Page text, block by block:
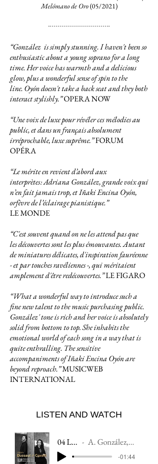
Melómano de Oro(05/2021)
“González is simply stunning. I haven't been so
enthusiastic about a young soprano for a long
time. Her voice has warmth and a delicious
glow, plus a wonderful sense of spin to the
line. Oyón doesn't take a back seat and they both
interact stylishly.”OPERA NOW
“Une voix de luxe pour révéler cesmélodies au
public, et dans un françaisabsolument
irréprochable, luxe suprême.”FORUM
OPÉRA
“Le mérite en revient d’abord aux
interprètes :Adriana González, grande voix qui
n’en fait jamais trop, et Iñaki Encina Oyón,
orfèvre de l’éclairage pianistique.”
LE MONDE
“C'est souvent quand on ne les attend pas que
les découvertes sont les plus émouvantes. Autant
de miniatures délicates, d'inspiration fauréenne
- etpar touches ravéliennes -, qui méritaient
amplement d'êtreredécouvertes.”LE FIGARO
“What a wonderful way to introduce such a
fine new talent to the music purchasing public.
González' tone is rich and her voice is absolutely
solid from bottom to top. She inhabits the
emotional world of each song in a way that is
quite enthralling. The sensitive
accompaniments of Iñaki Encina Oyón are
beyond reproach.”MUSICWEB
INTERNATIONAL
LISTEN AND WATCH
04 L'Oracle A. González, I. Encina Oyón
-01:44